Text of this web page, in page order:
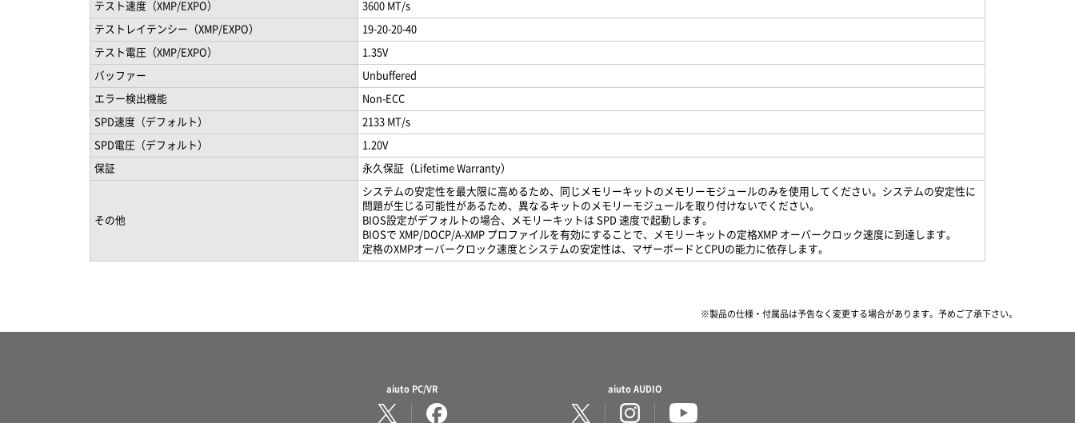
テスト速度（XMP/EXPO） 3600 MT/s
テストレイテンシー（XMP/EXPO） 19-20-20-40
テスト電圧（XMP/EXPO） 1.35V
バッファー Unbuffered
エラー検出機能 Non-ECC
SPD速度（デフォルト） 2133 MT/s
SPD電圧（デフォルト） 1.20V
保証 永久保証（Lifetime Warranty）
その他
システムの安定性を最大限に高めるため、同じメモリーキットのメモリーモジュールのみを使用してください。システムの安定性に
問題が生じる可能性があるため、異なるキットのメモリーモジュールを取り付けないでください。
BIOS設定がデフォルトの場合、メモリーキットは SPD 速度で起動します。
BIOSで XMP/DOCP/A-XMP プロファイルを有効にすることで、メモリーキットの定格XMP オーバークロック速度に到達します。
定格のXMPオーバークロック速度とシステムの安定性は、マザーボードとCPUの能力に依存します。
※製品の仕様・付属品は予告なく変更する場合があります。 予めご了承下さい。
aiuto PC/VR aiuto AUDIO